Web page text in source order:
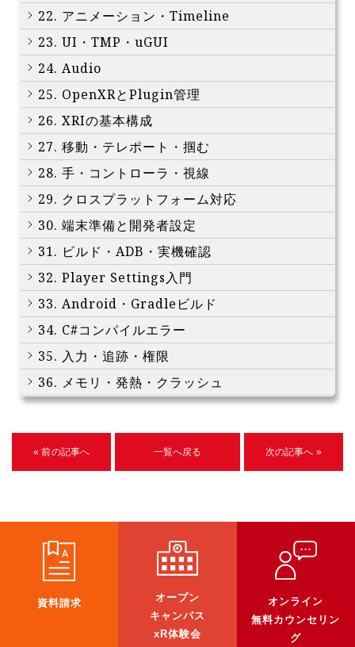
22. アニメーション・Timeline
23. UI・TMP・uGUI
24. Audio
25. OpenXRとPlugin管理
26. XRIの基本構成
27. 移動・テレポート・掴む
28. 手・コントローラ・視線
29. クロスプラットフォーム対応
30. 端末準備と開発者設定
31. ビルド・ADB・実機確認
32. Player Settings入門
33. Android・Gradleビルド
34. C#コンパイルエラー
35. 入力・追跡・権限
36. メモリ・発熱・クラッシュ
« 前の記事へ 一覧へ戻る 次の記事へ »
資料請求
オープン
キャンパス
xR体験会
オンライン
無料カウンセリン
グ